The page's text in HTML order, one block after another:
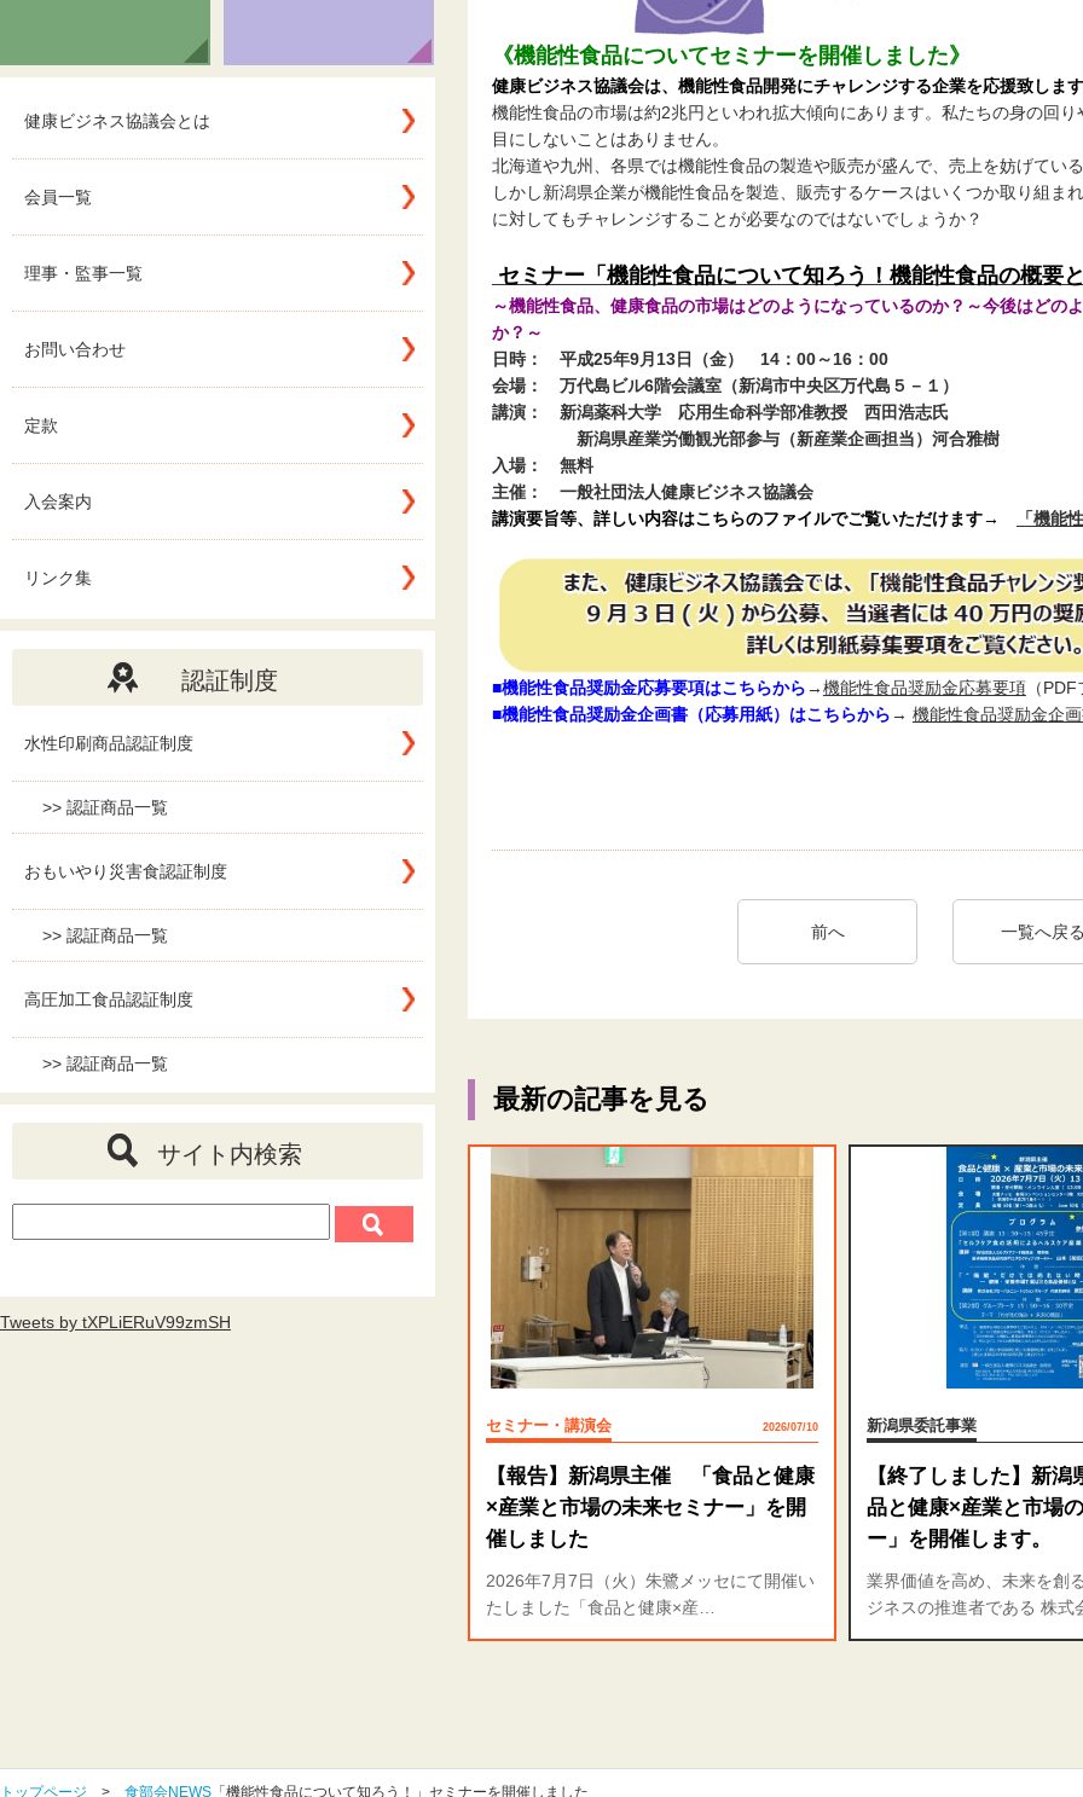
《機能性食品についてセミナーを開催しました》
健康ビジネス協議会は、機能性食品開発にチャレンジする企業を応援致しま
機能性食品の市場は約2兆円といわれ拡大傾向にあります。私たちの身の回
目にしないことはありません。
北海道や九州、各県では機能性食品の製造や販売が盛んで、売上を妨げてい
しかし新潟県企業が機能性食品を製造、販売するケースはいくつか取り組
に対してもチャレンジすることが必要なのではないでしょうか？
セミナー「機能性食品について知ろう！機能性食品の概要
～機能性食品、健康食品の市場はどのようになっているのか？～今後はど
か？～
日時： 平成25年9月13日（金） 14：00～16：00
会場： 万代島ビル6階会議室（新潟市中央区万代島５－１）
講演： 新潟薬科大学 応用生命科学部准教授 西田浩志氏
新潟県産業労働観光部参与（新産業企画担当）河合雅樹
入場： 無料
主催： 一般社団法人健康ビジネス協議会
講演要旨等、詳しい内容はこちらのファイルでご覧いただけます→
「機能
■機能性食品奨励金応募要項はこちらから→機能性食品奨励金応募要項（
■機能性食品奨励金企画書（応募用紙）はこちらから→ 機能性食品奨励金企
前へ 一覧へ戻
最新の記事を見る
セミナー・講演会 2026/07/10
【報告】新潟県主催 「食品と健康
×産業と市場の未来セミナー」を開
催しました
2026年7月7日（火）朱鷺メッセにて開催い
たしました「食品と健康×産…
新潟県委託事業
【終了しました】新
品と健康×産業と市場
ー」を開催します。
業界価値を高め、未来を創
ジネスの推進者である 株
健康ビジネス協議会とは
会員一覧
理事・監事一覧
お問い合わせ
定款
入会案内
リンク集
認証制度
水性印刷商品認証制度
>> 認証商品一覧
おもいやり災害食認証制度
>> 認証商品一覧
高圧加工食品認証制度
>> 認証商品一覧
サイト内検索
Tweets by tXPLiERuV99zmSH
トップページ > 食部会NEWS 「機能性食品について知ろう！」セミナーを開催しました